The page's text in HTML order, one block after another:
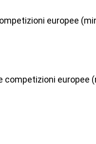
europee
competizioni europee